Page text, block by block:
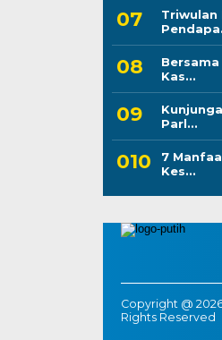
Triwulan
Kas...
Parl...
7
Kes...
Copyright @
Rights Reserved